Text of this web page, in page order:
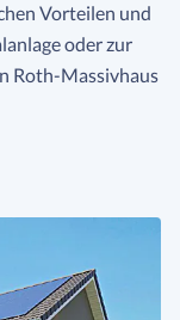
Vorteilen und
oder zur
Roth-Massivhaus